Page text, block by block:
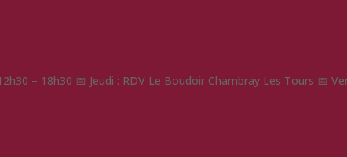
– 18h30 📅 Jeudi : RDV Le Boudoir Chambray Les Tours 📅